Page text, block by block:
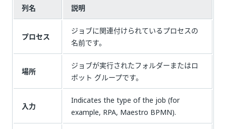
列名 説明
プロセス
ジョブに関連付けられているプロセスの
名前です。
場所
ジョブが実行されたフォルダーまたはロ
ボット グループです。
入力
Indicates the type of the job (for
example, RPA, Maestro BPMN).